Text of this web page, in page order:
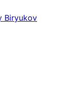
Biryukov